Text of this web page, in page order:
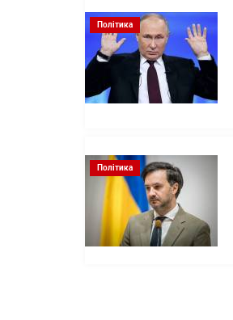
Політика
Політика